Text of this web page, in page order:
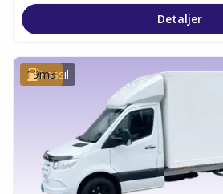
Detaljer
Fossil
19m3